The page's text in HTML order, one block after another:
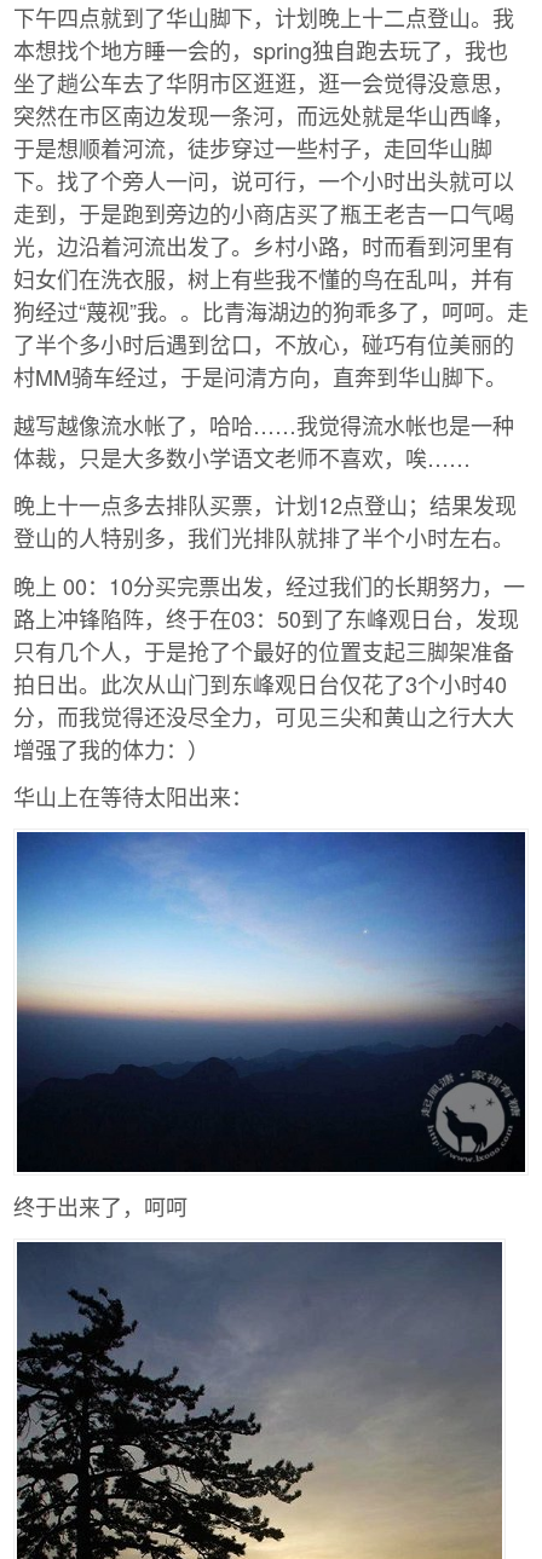
下午四点就到了华山脚下，计划晚上十二点登山。我
本想找个地方睡一会的，spring独自跑去玩了，我也
坐了趟公车去了华阴市区逛逛，逛一会觉得没意思，
突然在市区南边发现一条河，而远处就是华山西峰，
于是想顺着河流，徒步穿过一些村子，走回华山脚
下。找了个旁人一问，说可行，一个小时出头就可以
走到，于是跑到旁边的小商店买了瓶王老吉一口气喝
光，边沿着河流出发了。乡村小路，时而看到河里有
妇女们在洗衣服，树上有些我不懂的鸟在乱叫，并有
狗经过“蔑视”我。。比青海湖边的狗乖多了，呵呵。走
了半个多小时后遇到岔口，不放心，碰巧有位美丽的
村MM骑车经过，于是问清方向，直奔到华山脚下。
越写越像流水帐了，哈哈……我觉得流水帐也是一种
体裁，只是大多数小学语文老师不喜欢，唉……
晚上十一点多去排队买票，计划12点登山；结果发现
登山的人特别多，我们光排队就排了半个小时左右。
晚上 00：10分买完票出发，经过我们的长期努力，一
路上冲锋陷阵，终于在03：50到了东峰观日台，发现
只有几个人，于是抢了个最好的位置支起三脚架准备
拍日出。此次从山门到东峰观日台仅花了3个小时40
分，而我觉得还没尽全力，可见三尖和黄山之行大大
增强了我的体力：）
华山上在等待太阳出来：
终于出来了，呵呵